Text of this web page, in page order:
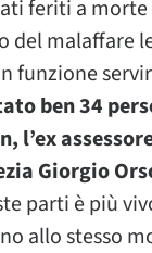
feriti a
del malaffare
funzione
ben 34
l’ex
Giorgio
parti è più
allo stesso